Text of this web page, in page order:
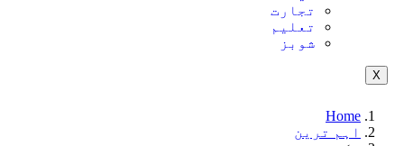
تجارت
تعلیم
شوبز
X
Home
اہم ترین